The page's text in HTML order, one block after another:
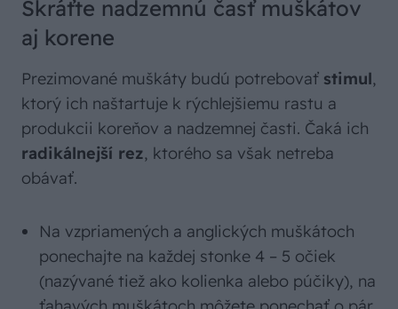
Skráťte nadzemnú časť muškátov
aj korene
Prezimované muškáty budú potrebovať stimul,
ktorý ich naštartuje k rýchlejšiemu rastu a
produkcii koreňov a nadzemnej časti. Čaká ich
radikálnejší rez, ktorého sa však netreba
obávať.
Na vzpriamených a anglických muškátoch
ponechajte na každej stonke 4 – 5 očiek
(nazývané tiež ako kolienka alebo púčiky), na